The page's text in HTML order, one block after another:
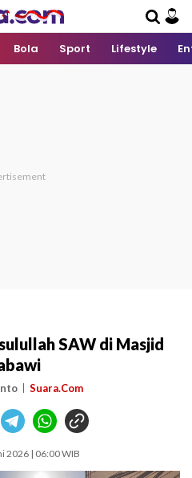
Bola Sport Lifestyle
SAW di Masjid
Suara.Com
2026 | 06:00 WIB